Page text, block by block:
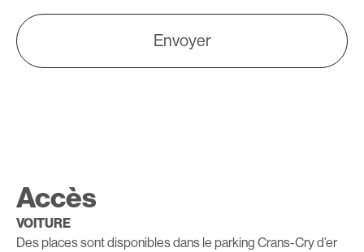
Envoyer
Accès
VOITURE
Des places sont disponibles dans le parking Crans-Cry d’er